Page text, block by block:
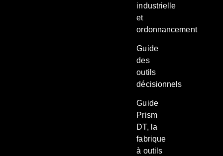
industrielle
et
ordonnancement
Guide
des
outils
décisionnels
Guide
Prism
DT, la
fabrique
à outils